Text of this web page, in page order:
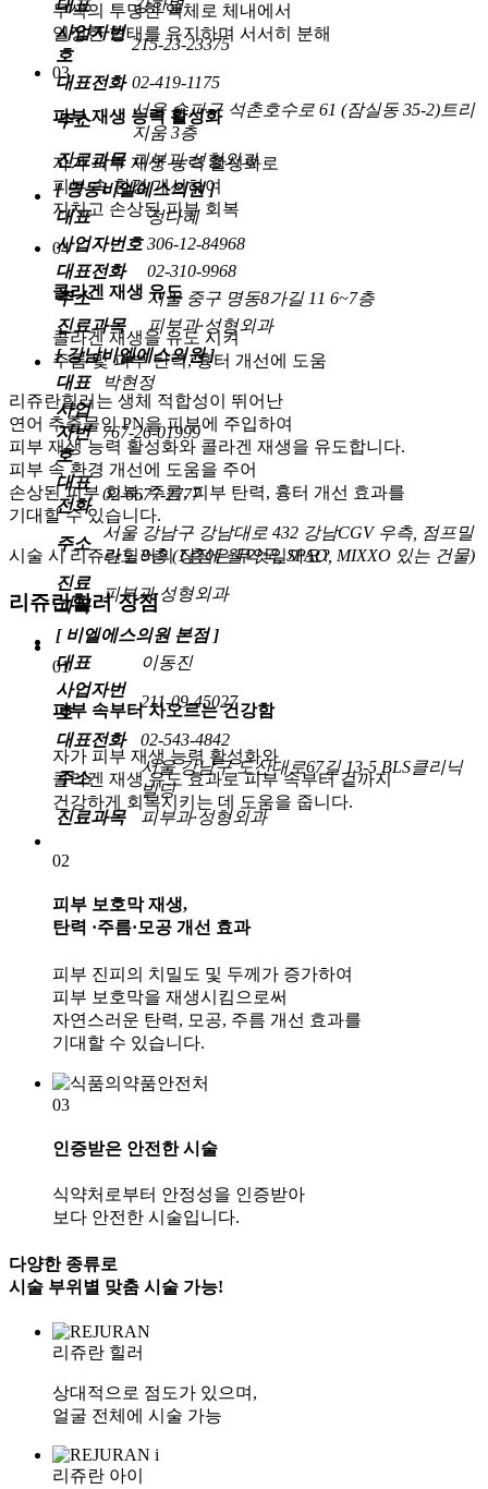
무색의 투명한 액체로 체내에서
일정한 형태를 유지하며 서서히 분해
03
피부 재생 능력 활성화
자가 피부 재생 능력 활성화로
피부 속 환경 개선하여
지치고 손상된 피부 회복
04
콜라겐 재생 유도
콜라겐 재생을 유도 시켜
주름 및 피부 탄력, 흉터 개선에 도움
리쥬란힐러는 생체 적합성이 뛰어난
연어 추출물인 PN을 피부에 주입하여
피부 재생 능력 활성화와 콜라겐 재생을 유도합니다.
피부 속 환경 개선 에 도움을 주어
손상된 피부 회복, 주름, 피부 탄력, 흉터 개선 효과를
기대 할 수 있습니다.
시술 시 리쥬란힐러의 장점은 무엇일까요?
리쥬란힐러 장점
01
피부 속부터 차오르는 건강함
자가 피부 재생 능력 활성화와
콜라겐 재생 유도 효과로 피부 속부터 겉까지
건강하게 회복시키는 데 도움을 줍니다.
02
피부 보호막 재생,
탄력 ·주름·모공 개선 효과
피부 진피의 치밀도 및 두께가 증가하여
피부 보호막을 재생시킴으로써
자연스러운 탄력, 모공, 주름 개선 효과를
기대할 수 있습니다.
03
인증받은 안전한 시술
식약처로부터 안정성을 인증받아
보다 안전한 시술입니다.
다양한 종류로
시술 부위별 맞춤 시술 가능!
리쥬란 힐러
상대적으로 점도가 있으며,
얼굴 전체 에 시술 가능
리쥬란 아이
대표
강한별
사업자번
호
215-23-23375
대표전화 02-419-1175
주소
서울 송파구 석촌호수로 61 (잠실동 35-2)트리
지움 3층
진료과목 피부과·성형외과
[ 명동비엘에스의원 ]
대표
정다혜
사업자번호 306-12-84968
대표전화
02-310-9968
주소
서울 중구 명동8가길 11 6~7층
진료과목
피부과·성형외과
[ 강남비엘에스의원 ]
대표
박현정
사업
자번
호
767-26-01999
대표
전화
02-6677-2777
주소
서울 강남구 강남대로 432 강남CGV 우측, 점프밀
라노 9층 (1층에 웰약국, SPAO, MIXXO 있는 건물)
진료
과목
피부과·성형외과
[ 비엘에스의원 본점 ]
대표
이동진
사업자번
호
211-09-45027
대표전화 02-543-4842
주소
서울 강남구 도산대로67길 13-5 BLS클리닉
빌딩
진료과목
피부과·성형외과